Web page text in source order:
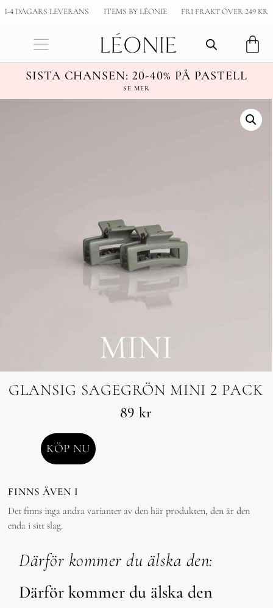
1-4 DAGARS LEVERANS ITEMS BY LÉONIE FRI FRAKT ÖVER 249 KR
SISTA CHANSEN: 20-40% PÅ PASTELL
SE MER
GLANSIG SAGEGRÖN MINI 2 PACK
89 kr
KÖP NU
FINNS ÄVEN I
Det finns inga andra varianter av den här produkten, den är den
enda i sitt slag.
Därför kommer du älska den:
Därför kommer du älska den